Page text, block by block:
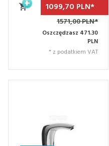
1099,70 PLN*
1571,00 PLN*
Oszczędzasz 471.30
PLN
* z podatkiem VAT